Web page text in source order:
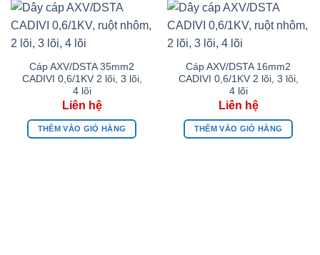
Cáp AXV/DSTA 35mm2
CADIVI 0,6/1KV 2 lõi, 3 lõi,
4 lõi
THÊM VÀO GIỎ HÀNG
Cáp AXV/DSTA 16mm2
CADIVI 0,6/1KV 2 lõi, 3 lõi,
4 lõi
THÊM VÀO GIỎ HÀNG